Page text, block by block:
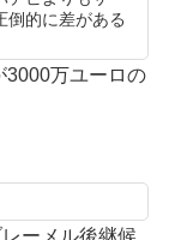
倒的に差がある
3000万ユーロの
ーメル後継候